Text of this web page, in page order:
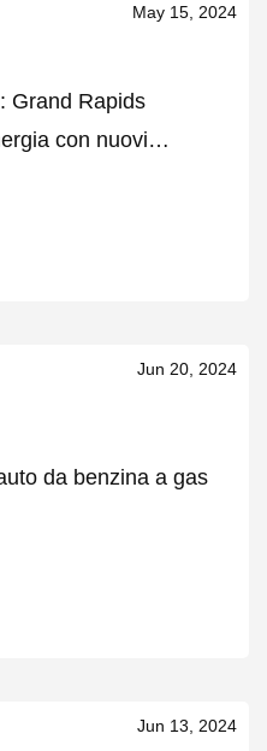
May 15, 2024
Grand Rapids
con nuovi
Jun 20, 2024
da benzina a gas
Jun 13, 2024